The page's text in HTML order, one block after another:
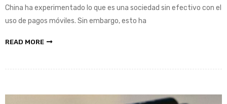
China ha experimentado lo que es una sociedad sin efectivo con el
uso de pagos móviles. Sin embargo, esto ha
READ MORE